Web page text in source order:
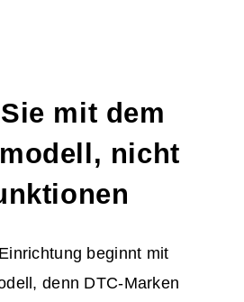
mit dem
nicht
beginnt mit
denn DTC-Marken